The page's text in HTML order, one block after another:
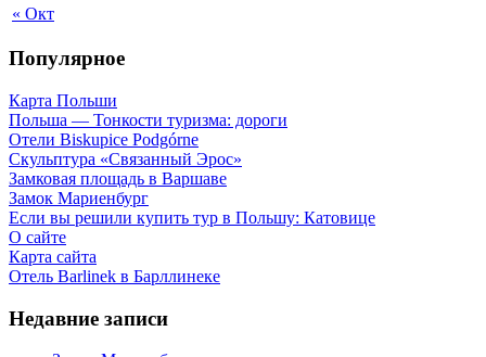
« Окт
Популярное
Карта Польши
Польша — Тонкости туризма: дороги
Отели Biskupice Podgórne
Скульптура «Связанный Эрос»
Замковая площадь в Варшаве
Замок Мариенбург
Если вы решили купить тур в Польшу: Катовице
О сайте
Карта сайта
Отель Barlinek в Барллинеке
Недавние записи